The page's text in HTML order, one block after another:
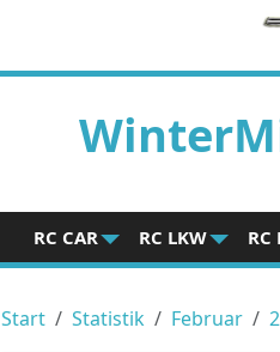
RC CAR RC LKW RC
Start Statistik Februar